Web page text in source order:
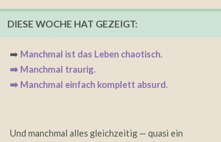
DIESE WOCHE HAT GEZEIGT:
➡️ Manchmal ist das Leben chaotisch.
➡️ Manchmal traurig.
➡️ Manchmal einfach komplett absurd.
Und manchmal alles gleichzeitig — quasi ein